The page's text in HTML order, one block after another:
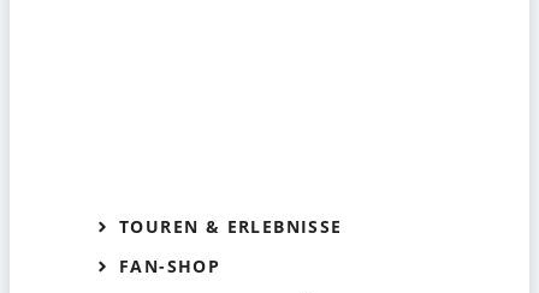
TOUREN & ERLEBNISSE
FAN-SHOP